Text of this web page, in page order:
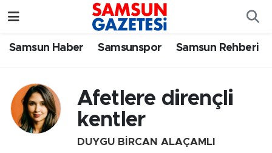
Samsun Haber Samsunspor Samsun Rehberi
Afetlere dirençli
kentler
DUYGU BIRCAN ALAÇAMLI
Samsun Haber
Samsun Rehberi
Resmi İlanlar
Samsun Nöbetçi Eczaneler
SAMSUN Namaz Vakitleri
Samsun Trafik Yoğunluk Haritası